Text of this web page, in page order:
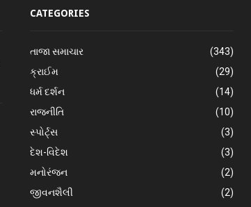
CATEGORIES
તાજા સમાચાર
(343)
ક્રાઈમ
(29)
ધર્મ દર્શન
(14)
રાજનીતિ
(10)
સ્પોર્ટ્સ
(3)
દેશ-વિદેશ
(3)
મનોરંજન
(2)
જીવનશૈલી
(2)